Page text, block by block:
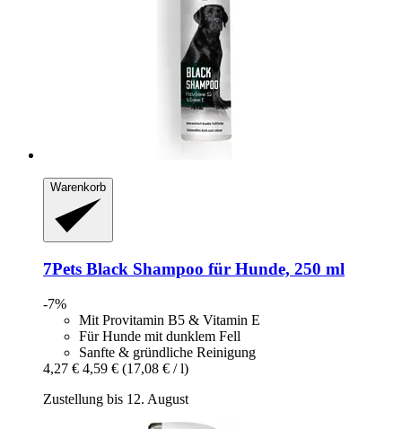
Warenkorb
7Pets Black Shampoo für Hunde, 250 ml
-7%
Mit Provitamin B5 & Vitamin E
Für Hunde mit dunklem Fell
Sanfte & gründliche Reinigung
4,27 € 4,59 € (17,08 € / l)
Zustellung bis 12. August